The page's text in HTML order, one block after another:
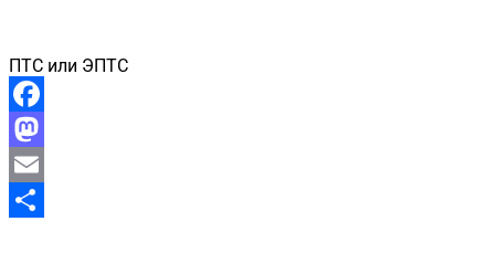
ПТС или ЭПТС
Facebook
Mastodon
Email